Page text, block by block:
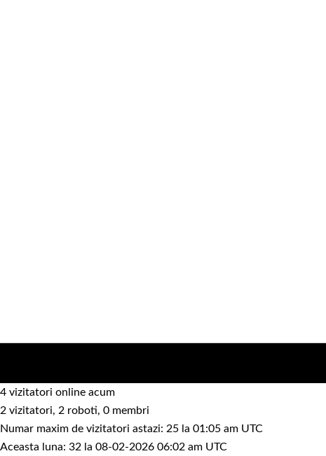
4 vizitatori online acum
2 vizitatori, 2 roboti, 0 membri
Numar maxim de vizitatori astazi: 25 la 01:05 am UTC
Aceasta luna: 32 la 08-02-2026 06:02 am UTC